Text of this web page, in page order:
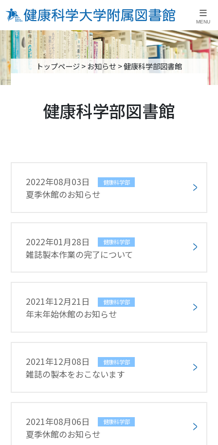
≡
MENU
トップページ> お知らせ >健康科学部図書館
健康科学部図書館
2022年08月03日 健康科学部
夏季休館のお知らせ
2022年01月28日 健康科学部
雑誌製本作業の完了について
2021年12月21日 健康科学部
年末年始休館のお知らせ
2021年12月08日 健康科学部
雑誌の製本をおこないます
2021年08月06日 健康科学部
夏季休館のお知らせ